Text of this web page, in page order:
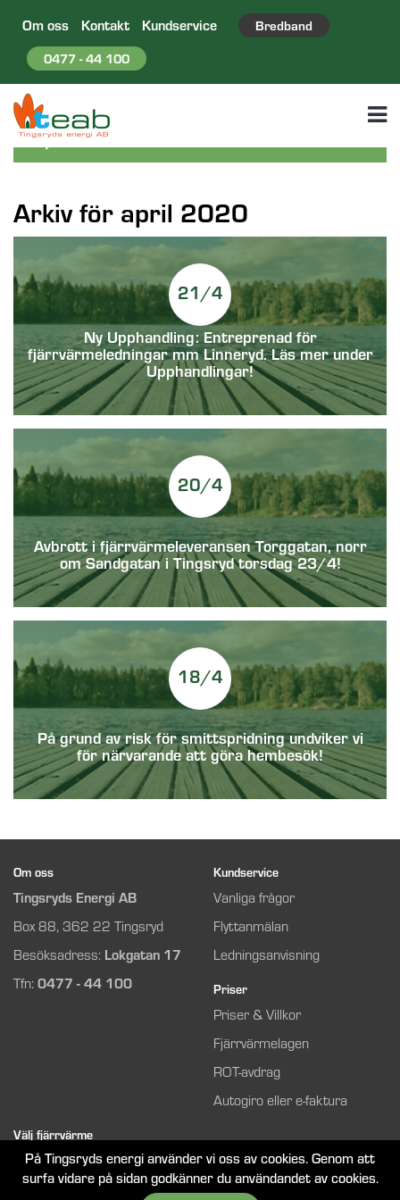
Om oss Kontakt Kundservice
Bredband
0477 - 44 100
Arkiv för april 2020
21/4
Ny Upphandling: Entreprenad för
fjärrvärmeledningar mm Linneryd. Läs mer under
Upphandlingar!
20/4
Avbrott i fjärrvärmeleveransen Torggatan, norr
om Sandgatan i Tingsryd torsdag 23/4!
18/4
På grund av risk för smittspridning undviker vi
för närvarande att göra hembesök!
Om oss
Tingsryds Energi AB
Box 88, 362 22 Tingsryd
Besöksadress: Lokgatan 17
Tfn:0477 - 44 100
Kundservice
Vanliga frågor
Flyttanmälan
Ledningsanvisning
Priser
Priser & Villkor
Fjärrvärmelagen
ROT-avdrag
Autogiro eller e-faktura
Välj fjärrvärme
Så funkar det
Bli kund
På Tingsryds energi använder vi oss av cookies. Genom att
surfa vidare på sidan godkänner du användandet av cookies.